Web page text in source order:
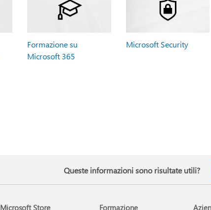
Formazione su
Microsoft 365
Microsoft Security
Queste informazioni sono risultate utili?
Microsoft Store Formazione